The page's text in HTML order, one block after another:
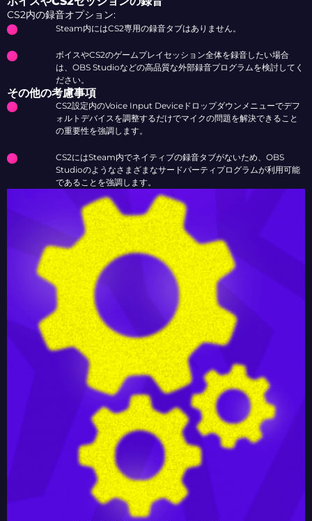
CS2内の録音オプション:
Steam内にはCS2専用の録音タブはありません。
ボイスやCS2のゲームプレイセッション全体を録音したい場合
は、OBS Studioなどの高品質な外部録音プログラムを検討してく
ださい。
その他の考慮事項
CS2設定内のVoice Input Deviceドロップダウンメニューでデフ
ォルトデバイスを調整するだけでマイクの問題を解決できること
の重要性を強調します。
CS2にはSteam内でネイティブの録音タブがないため、OBS
Studioのようなさまざまなサードパーティプログラムが利用可能
であることを強調します。